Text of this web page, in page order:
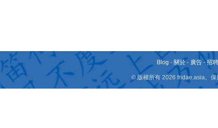
Blog - 關於 - 廣告 -招
© 版權所有 2026 fridae.asia。